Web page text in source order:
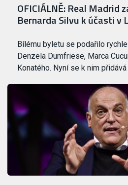
OFICIÁLNĚ: Real Madrid
Bernarda Silvu k účasti v
Bílému byletu se podařilo
Denzela Dumfriese, Marca
Konatého. Nyní se k nim